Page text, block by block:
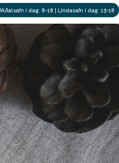
Aðalsafn í dag: 8-18 | Lindasafn í dag: 13-18